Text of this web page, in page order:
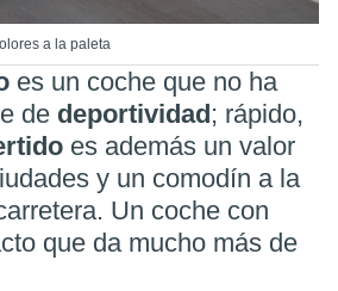
a la paleta
es un coche que no ha
de deportividad; rápido,
es además un valor
y un comodín a la
Un coche con
que da mucho más de